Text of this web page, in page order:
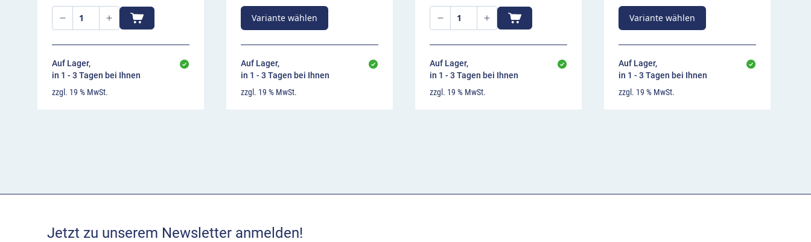
Auf Lager,
in 1 - 3 Tagen bei Ihnen
zzgl. 19 % MwSt.
Variante wählen
Auf Lager,
in 1 - 3 Tagen bei Ihnen
zzgl. 19 % MwSt.
Auf Lager,
in 1 - 3 Tagen bei Ihnen
zzgl. 19 % MwSt.
Variante wählen
Auf Lager,
in 1 - 3 Tagen bei Ihnen
zzgl. 19 % MwSt.
Jetzt zu unserem Newsletter anmelden!